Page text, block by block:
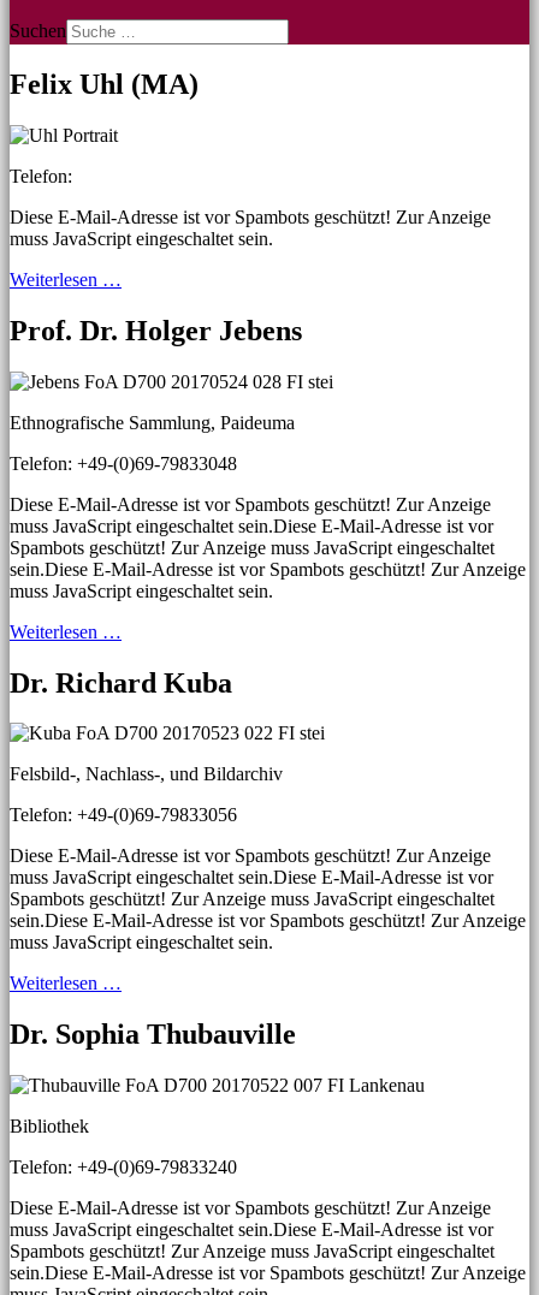
Suchen
Felix Uhl (MA)
Telefon:
Diese E-Mail-Adresse ist vor Spambots geschützt! Zur Anzeige
muss JavaScript eingeschaltet sein.
Weiterlesen …
Prof. Dr. Holger Jebens
Ethnografische Sammlung, Paideuma
Telefon: +49-(0)69-79833048
Diese E-Mail-Adresse ist vor Spambots geschützt! Zur Anzeige
muss JavaScript eingeschaltet sein.Diese E-Mail-Adresse ist vor
Spambots geschützt! Zur Anzeige muss JavaScript eingeschaltet
sein.Diese E-Mail-Adresse ist vor Spambots geschützt! Zur Anzeige
muss JavaScript eingeschaltet sein.
Weiterlesen …
Dr. Richard Kuba
Felsbild-, Nachlass-, und Bildarchiv
Telefon: +49-(0)69-79833056
Diese E-Mail-Adresse ist vor Spambots geschützt! Zur Anzeige
muss JavaScript eingeschaltet sein.Diese E-Mail-Adresse ist vor
Spambots geschützt! Zur Anzeige muss JavaScript eingeschaltet
sein.Diese E-Mail-Adresse ist vor Spambots geschützt! Zur Anzeige
muss JavaScript eingeschaltet sein.
Weiterlesen …
Dr. Sophia Thubauville
Bibliothek
Telefon: +49-(0)69-79833240
Diese E-Mail-Adresse ist vor Spambots geschützt! Zur Anzeige
muss JavaScript eingeschaltet sein.Diese E-Mail-Adresse ist vor
Spambots geschützt! Zur Anzeige muss JavaScript eingeschaltet
sein.Diese E-Mail-Adresse ist vor Spambots geschützt! Zur Anzeige